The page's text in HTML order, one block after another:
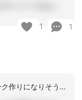
1 1
グループワーク…確かにネットワーク作りになりそうですね。近場の方ともグループにな